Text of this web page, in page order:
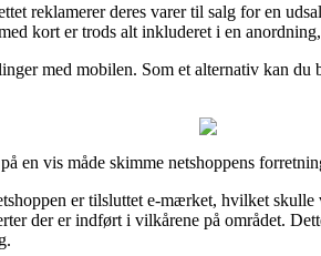
reklamerer deres varer til salg for en
kort er trods alt inkluderet i en
med mobilen. Som et alternativ kan
en vis måde skimme netshoppens
er tilsluttet e-mærket, hvilket skulle
der er indført i vilkårene på området.